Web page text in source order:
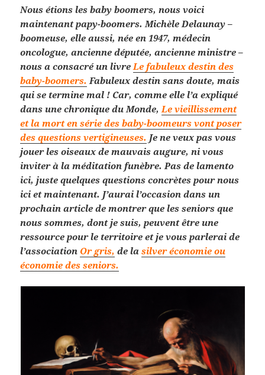
Nous étions les baby boomers, nous voici
maintenant papy-boomers. Michèle Delaunay –
boomeuse, elle aussi, née en 1947, médecin
oncologue, ancienne députée, ancienne ministre –
nous a consacré un livre Le fabuleux destin des
baby-boomers. Fabuleux destin sans doute, mais
qui se termine mal ! Car, comme elle l’a expliqué
dans une chronique du Monde, Le vieillissement
et la mort en série des baby-boomeurs vont poser
des questions vertigineuses. Je ne veux pas vous
jouer les oiseaux de mauvais augure, ni vous
inviter à la méditation funèbre. Pas de lamento
ici, juste quelques questions concrètes pour nous
ici et maintenant. J’aurai l’occasion dans un
prochain article de montrer que les seniors que
nous sommes, dont je suis, peuvent être une
ressource pour le territoire et je vous parlerai de
l’association Or gris, de lasilver économie ou
économie des seniors.